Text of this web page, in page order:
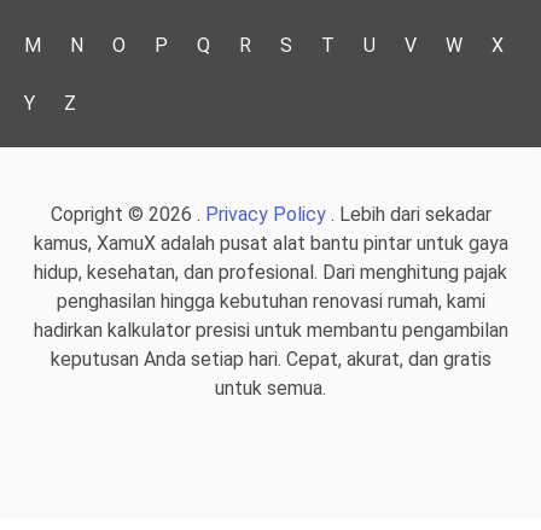
M N O P Q R S T U V W X
Y Z
Copright © 2026 . Privacy Policy. Lebih dari sekadar
kamus, XamuX adalah pusat alat bantu pintar untuk gaya
hidup, kesehatan, dan profesional. Dari menghitung pajak
penghasilan hingga kebutuhan renovasi rumah, kami
hadirkan kalkulator presisi untuk membantu pengambilan
keputusan Anda setiap hari. Cepat, akurat, dan gratis
untuk semua.